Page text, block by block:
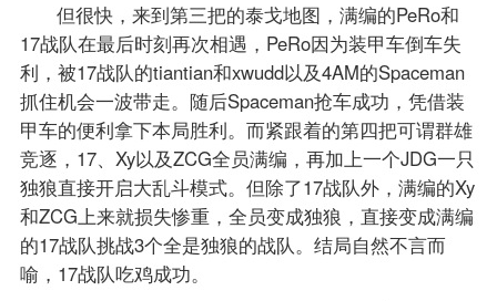
但很快，来到第三把的泰戈地图，满编的PeRo和
17战队在最后时刻再次相遇，PeRo因为装甲车倒车失
利，被17战队的tiantian和xwudd以及4AM的Spaceman
抓住机会一波带走。随后Spaceman抢车成功，凭借装
甲车的便利拿下本局胜利。而紧跟着的第四把可谓群雄
竞逐，17、Xy以及ZCG全员满编，再加上一个JDG一只
独狼直接开启大乱斗模式。但除了17战队外，满编的Xy
和ZCG上来就损失惨重，全员变成独狼，直接变成满编
的17战队挑战3个全是独狼的战队。结局自然不言而
喻，17战队吃鸡成功。